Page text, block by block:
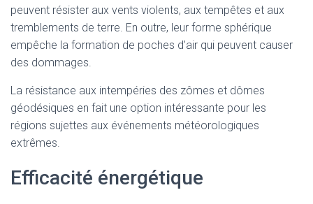
peuvent résister aux vents violents, aux tempêtes et aux
tremblements de terre. En outre, leur forme sphérique
empêche la formation de poches d’air qui peuvent causer
des dommages.
La résistance aux intempéries des zômes et dômes
géodésiques en fait une option intéressante pour les
régions sujettes aux événements météorologiques
extrêmes.
Efficacité énergétique